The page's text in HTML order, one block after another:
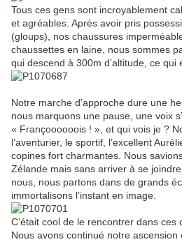
Tous ces gens sont incroyablement
et agréables. Après avoir pris
(gloups), nos chaussures
chaussettes en laine, nous sommes
qui descend à 300m d’altitude, ce qui
Notre marche d’approche dure une
nous marquons une pause, une voix
« Françoooooois ! », et qui vois je ?
l’aventurier, le sportif, l’excellent
copines fort charmantes. Nous
Zélande mais sans arriver à se
nous, nous partons dans de grands
immortalisons l’instant en image.
C’était cool de le rencontrer dans ces
Nous avons continué notre